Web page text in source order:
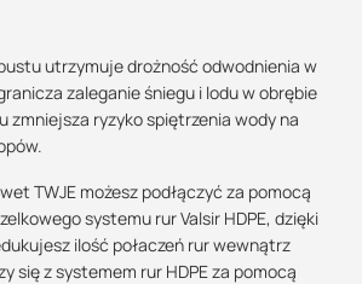
utrzymuje drożność odwodnienia w
zaleganie śniegu i lodu w obrębie
zmniejsza ryzyko spiętrzenia wody na
TWJE możesz podłączyć za pomocą
systemu rur Valsir HDPE, dzięki
ilość połaczeń rur wewnątrz
się z systemem rur HDPE za pomocą